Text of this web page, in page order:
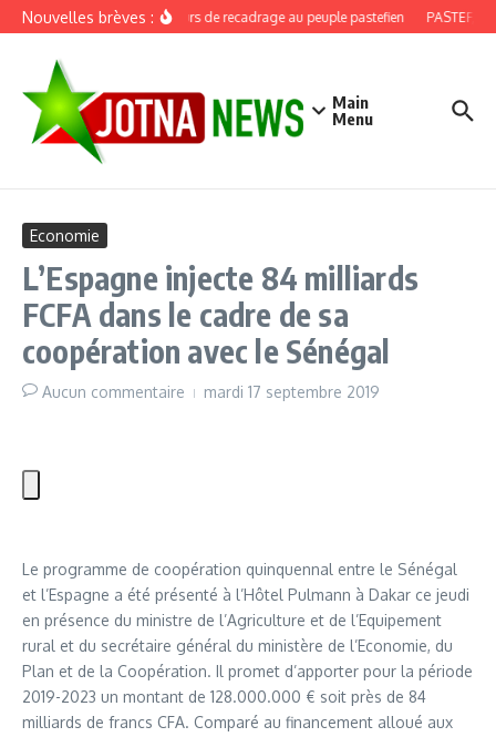
Aller au contenu
Nouvelles brèves :Discours de recadrage au peuple pastefien PASTEF,
Main
Menu
Economie
L’Espagne injecte 84 milliards
FCFA dans le cadre de sa
coopération avec le Sénégal
Aucun commentaire mardi 17 septembre 2019
Le programme de coopération quinquennal entre le Sénégal
et l’Espagne a été présenté à l’Hôtel Pulmann à Dakar ce jeudi
en présence du ministre de l’Agriculture et de l’Equipement
rural et du secrétaire général du ministère de l’Economie, du
Plan et de la Coopération. Il promet d’apporter pour la période
2019-2023 un montant de 128.000.000 € soit près de 84
milliards de francs CFA. Comparé au financement alloué aux